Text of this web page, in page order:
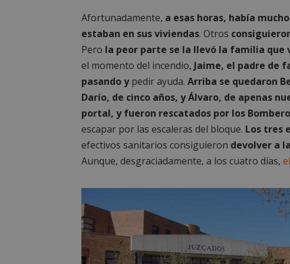
Afortunadamente, a esas horas, había
estaban en sus viviendas. Otros
Pero la peor parte se la llevó la familia que
el momento del incendio, Jaime, el padre de
pasando ypedir ayuda. Arriba se quedaron
Darío, de cinco años, y Álvaro, de apenas
portal, y fueron rescatados por los
escapar por las escaleras del bloque. Los tres
efectivos sanitarios consiguieron devolver a
Aunque, desgraciadamente, a los cuatro días,
AWSALBCORS
sp_landing